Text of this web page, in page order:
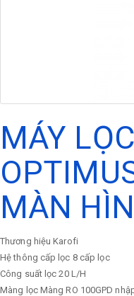
MÁY
MÀN
Thương hiệu Karofi
Hệ thông cấp lọc 8 cấp lọc
Công suất lọc 20 L/H
Màng lọc Màng RO 100GPD